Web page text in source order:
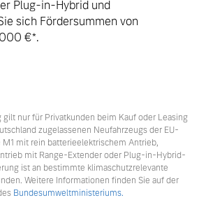
Plug-in-Hybrid und
sich Fördersummen von
€⁠*.
nur für Privatkunden beim Kauf oder Leasing
zugelassenen Neufahrzeugs der EU-
M1 mit rein batterieelektrischem Antrieb,
mit Range-Extender oder Plug-in-Hybrid-
ist an bestimmte klimaschutzrelevante
Weitere Informationen finden Sie auf der
Bundesumweltministeriums.